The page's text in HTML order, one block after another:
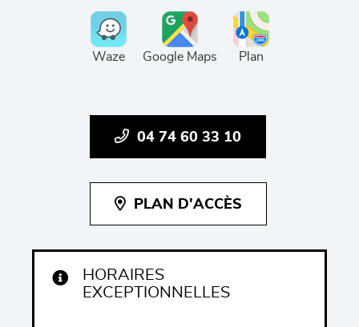
Waze Google Maps Plan
04 74 60 33 10
PLAN D'ACCÈS
HORAIRES
EXCEPTIONNELLES